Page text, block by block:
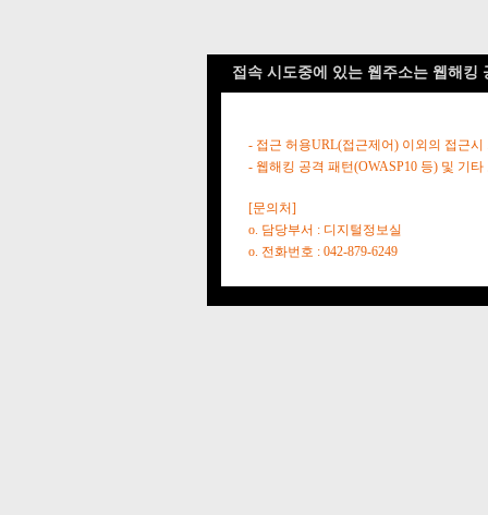
접속 시도중에 있는 웹주소는 웹해킹
- 접근 허용URL(접근제어) 이외의 접근시
- 웹해킹 공격 패턴(OWASP10 등) 및 기
[문의처]
o. 담당부서 : 디지털정보실
o. 전화번호 : 042-879-6249